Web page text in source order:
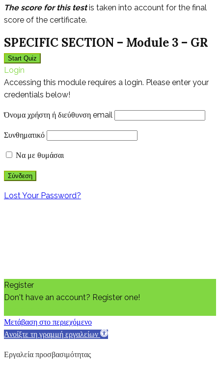
The score for this testis taken into account for the final
score of the certificate.
SPECIFIC SECTION – Module 3 – GR
Login
Accessing this module requires a login. Please enter your
credentials below!
Όνομα χρήστη ή διεύθυνση email
Συνθηματικό
Να με θυμάσαι
Lost Your Password?
Register
Don't have an account? Register one!
Μετάβαση στο περιεχόμενο
Ανοίξτε τη γραμμή εργαλείων
Εργαλεία προσβασιμότητας